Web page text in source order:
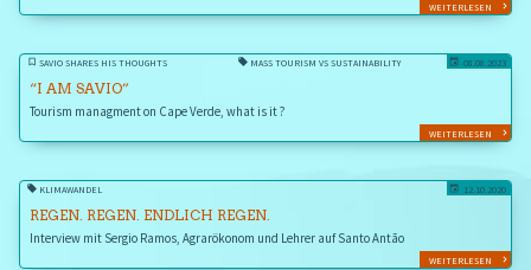
WEITERLESEN
SAVIO SHARES HIS THOUGHTS MASS TOURISM VS SUSTAINABILITY 08.08.2023
“I AM SAVIO”
Tourism managment on Cape Verde, what is it ?
WEITERLESEN
KLIMAWANDEL 12.10.2020
REGEN. REGEN. ENDLICH REGEN.
Interview mit Sergio Ramos, Agrarökonom und Lehrer auf Santo Antão
WEITERLESEN